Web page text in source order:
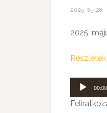
2025-05-28
2025.
Részletek
Audió
lejátszó
00:00